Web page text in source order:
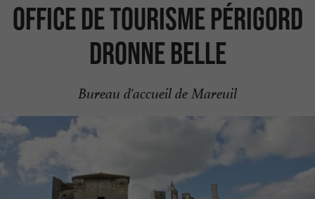
Office de Tourisme Périgord
Dronne Belle
Bureau d'accueil de Mareuil